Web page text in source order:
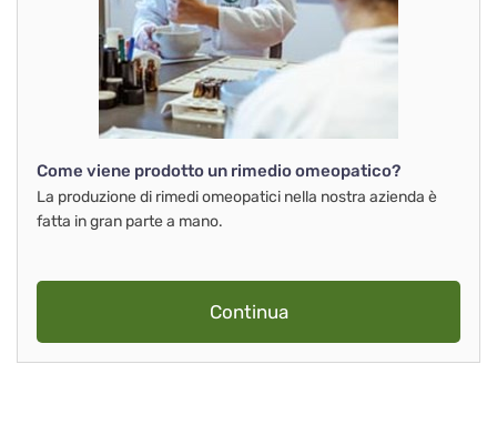
Come viene prodotto un rimedio omeopatico?
La produzione di rimedi omeopatici nella nostra azienda è
fatta in gran parte a mano.
Continua